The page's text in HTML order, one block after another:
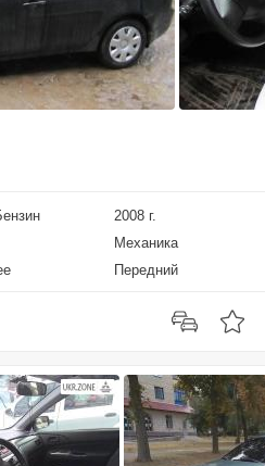
2008 г.
Механика
Передний